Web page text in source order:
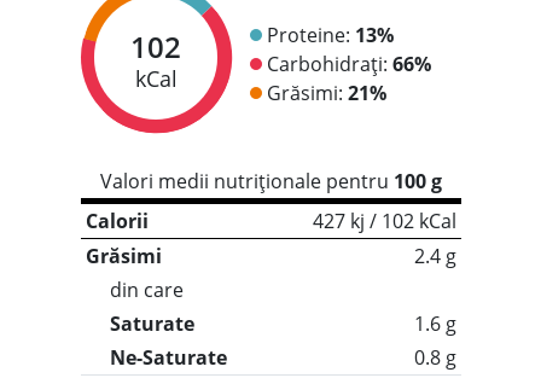
102
kCal
Proteine: 13%
Carbohidrați: 66%
Grăsimi: 21%
Valori medii nutriționale pentru 100 g
Calorii
427 kj / 102 kCal
Grăsimi
2.4 g
din care
Saturate
1.6 g
Ne-Saturate
0.8 g